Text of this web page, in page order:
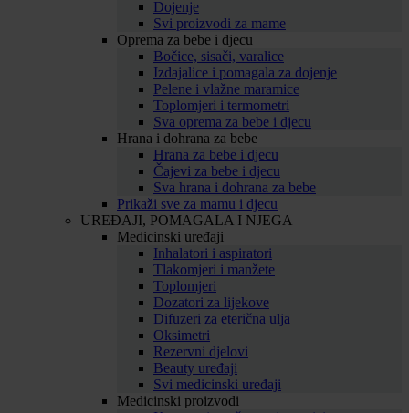
Dojenje
Svi proizvodi za mame
Oprema za bebe i djecu
Bočice, sisači, varalice
Izdajalice i pomagala za dojenje
Pelene i vlažne maramice
Toplomjeri i termometri
Sva oprema za bebe i djecu
Hrana i dohrana za bebe
Hrana za bebe i djecu
Čajevi za bebe i djecu
Sva hrana i dohrana za bebe
Prikaži sve za mamu i djecu
UREĐAJI, POMAGALA I NJEGA
Medicinski uređaji
Inhalatori i aspiratori
Tlakomjeri i manžete
Toplomjeri
Dozatori za lijekove
Difuzeri za eterična ulja
Oksimetri
Rezervni djelovi
Beauty uređaji
Svi medicinski uređaji
Medicinski proizvodi